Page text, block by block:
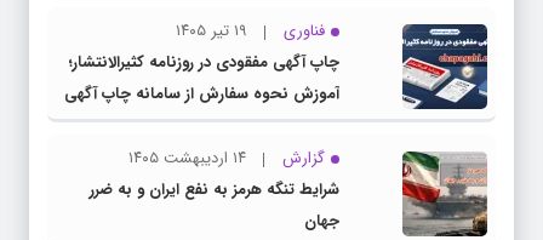
فناوری
۱۹ تیر ۱۴۰۵
چاپ آگهی مفقودی در روزنامه کثیرالانتشار؛
آموزش نحوه سفارش از سامانه چاپ آگهی
دات کام
گزارش
۱۴ اردیبهشت ۱۴۰۵
شرایط تنگه هرمز به نفع ایران و به ضرر
جهان